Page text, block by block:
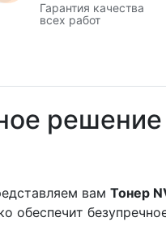
Гарантия качества
всех работ
вам Тонер
обеспечит